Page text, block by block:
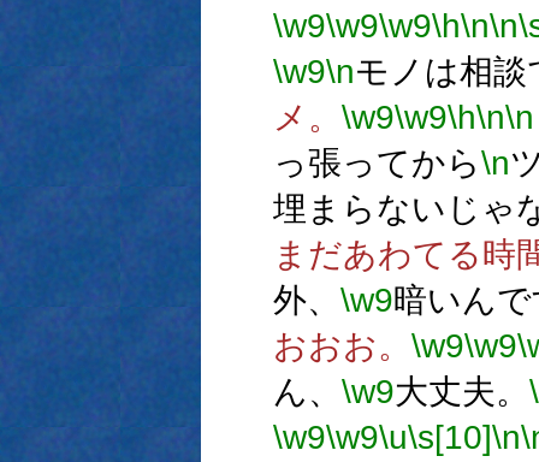
\w9\w9\w9\h\n\n
\w9\nモノは相談
メ。 \w9\w9\h\n\n
っ張ってから\n
埋まらないじゃ
まだあわてる時
外、 \w9暗いん
おおお。 \w9\w9
ん、 \w9大丈夫。
\w9\w9\u\s[10]\n